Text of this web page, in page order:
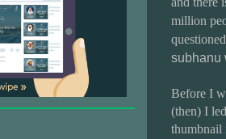
million
subhanu
Before I
(then) I
thumbnail